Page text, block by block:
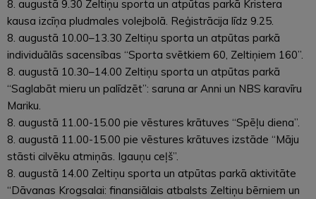
8. augustā 9.30 Zeltiņu sporta un atpūtas parkā Kristera
kausa izcīņa pludmales volejbolā. Reģistrācija līdz 9.25.
8. augustā 10.00–13.30 Zeltiņu sporta un atpūtas parkā
individuālās sacensības “Sporta svētkiem 60, Zeltiņiem 160”.
8. augustā 10.30–14.00 Zeltiņu sporta un atpūtas parkā
“Saglabāt mieru un palīdzēt”: saruna ar Anni un NBS karavīru
Mariku.
8. augustā 11.00-15.00 pie vēstures krātuves “Spēļu diena”.
8. augustā 11.00-15.00 pie vēstures krātuves izstāde “Māju
stāsti cilvēku atmiņās. Igauņu ceļš”.
8. augustā 14.00 Zeltiņu sporta un atpūtas parkā aktivitāte
“Dāvanas Krogsalai: finansiālais atbalsts Zeltiņu bērniem un